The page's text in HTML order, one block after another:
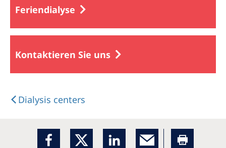
Feriendialyse
Kontaktieren Sie uns
Dialysis centers